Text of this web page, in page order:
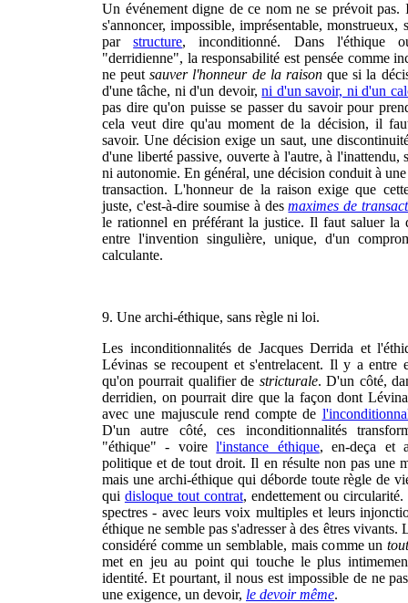
Un événement digne de ce nom ne se prévoit pas.
s'annoncer, impossible, imprésentable, monstrueux,
parstructure, inconditionné. Dans l'éthique
"derridienne", la responsabilité est pensée comme
ne peutsauver l'honneur de la raisonque si la
d'une tâche, ni d'un devoir,ni d'un savoir, ni d'un
pas dire qu'on puisse se passer du savoir pour
cela veut dire qu'au moment de la décision, il
savoir. Une décision exige un saut, une
d'une liberté passive, ouverte à l'autre, à l'inattendu,
ni autonomie. En général, une décision conduit à
transaction. L'honneur de la raison exige que
juste, c'est-à-dire soumise à desmaximes de
le rationnel en préférant la justice. Il faut saluer la
entre l'invention singulière, unique, d'un
calculante.
9. Une archi-éthique, sans règle ni loi.
Les inconditionnalités de Jacques Derrida et
Lévinas se recoupent et s'entrelacent. Il y a entre
qu'on pourrait qualifier de stricturale. D'un côté,
derridien, on pourrait dire que la façon dont
avec une majuscule rend compte de
D'un autre côté, ces inconditionnalités
"éthique" - voirel'instance éthique, en-deça et
politique et de tout droit. Il en résulte non pas une
mais une archi-éthique qui déborde toute règle de
qui disloque tout contrat, endettement ou circularité.
spectres - avec leurs voix multiples et leurs
éthique ne semble pas s'adresser à des êtres vivants.
considéré comme un semblable, mais comme un
met en jeu au point qui touche le plus
identité. Et pourtant, il nous est impossible de ne
une exigence, un devoir, le devoir même.